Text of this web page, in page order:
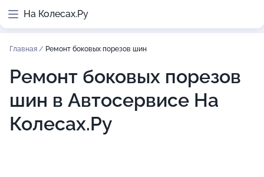
На Колесах.Ру
Главная / Ремонт боковых порезов шин
Ремонт боковых порезов
шин в Автосервисе На
Колесах.Ру